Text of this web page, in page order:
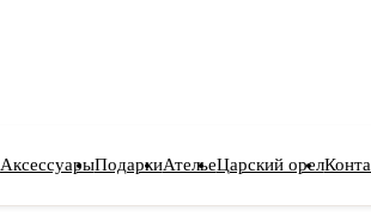
АксессуарыПодаркиАтельеЦарский орел